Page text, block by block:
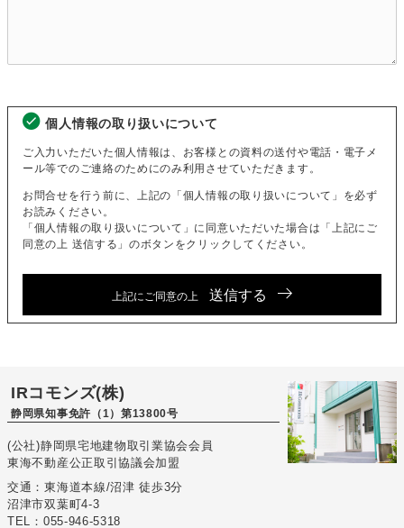
個人情報の取り扱いについて
ご入力いただいた個人情報は、お客様との資料の送付や電話・電子メ
ール等でのご連絡のためにのみ利用させていただきます。
お問合せを行う前に、上記の「個人情報の取り扱いについて」を必ず
お読みください。
「個人情報の取り扱いについて」に同意いただいた場合は「上記にご
同意の上 送信する」のボタンをクリックしてください。
上記にご同意の上 送信する
IRコモンズ(株)
静岡県知事免許（1）第13800号
(公社)静岡県宅地建物取引業協会会員
東海不動産公正取引協議会加盟
交通：東海道本線/沼津 徒歩3分
沼津市双葉町4-3
TEL：055-946-5318